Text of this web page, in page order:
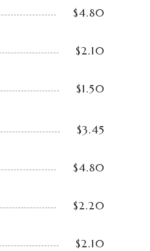
$4.80
$2.10
$1.50
$3.45
$4.80
$2.20
$2.10